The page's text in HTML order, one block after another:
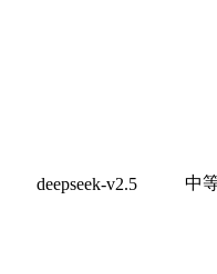
deepseek-v2.5 中